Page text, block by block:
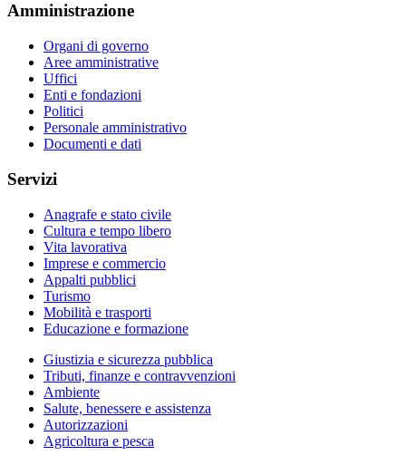
Amministrazione
Organi di governo
Aree amministrative
Uffici
Enti e fondazioni
Politici
Personale amministrativo
Documenti e dati
Servizi
Anagrafe e stato civile
Cultura e tempo libero
Vita lavorativa
Imprese e commercio
Appalti pubblici
Turismo
Mobilità e trasporti
Educazione e formazione
Giustizia e sicurezza pubblica
Tributi, finanze e contravvenzioni
Ambiente
Salute, benessere e assistenza
Autorizzazioni
Agricoltura e pesca